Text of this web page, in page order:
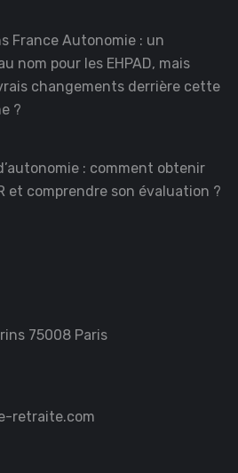
France Autonomie : un
nom pour les EHPAD, mais
changements derrière cette
?
: comment obtenir
et comprendre son évaluation ?
75008 Paris
retraite.com